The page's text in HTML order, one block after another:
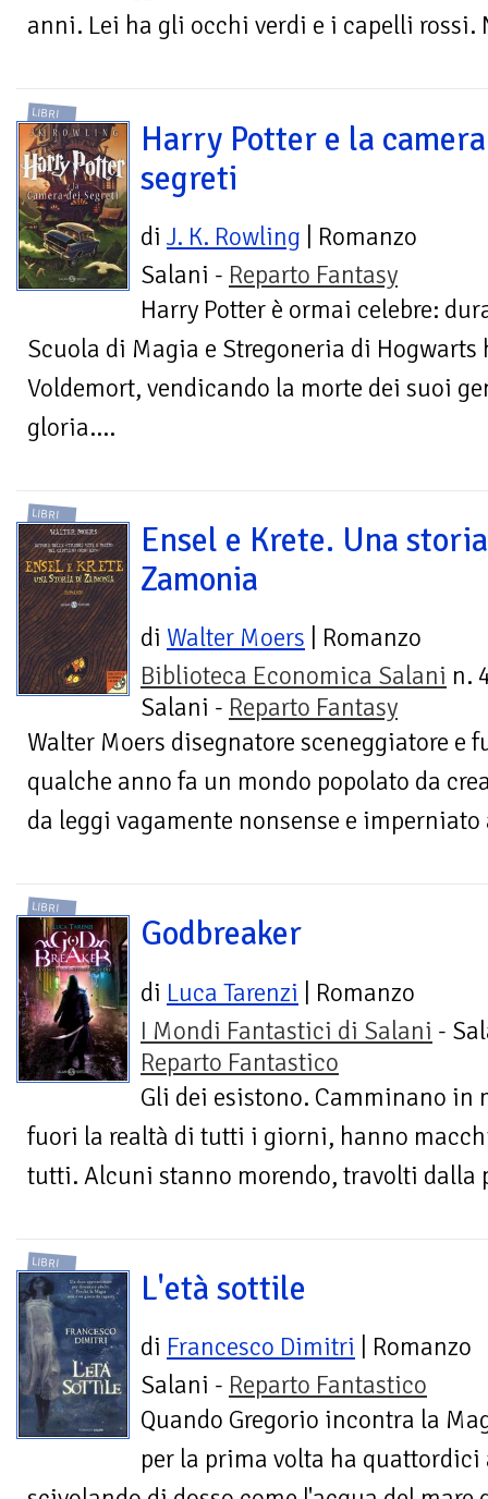
anni. Lei ha gli occhi verdi e i capelli rossi.
LIBRI
Harry Potter e la
segreti
di J. K. Rowling | Romanzo
Salani - Reparto Fantasy
Harry Potter è ormai celebre:
Scuola di Magia e Stregoneria di
Voldemort, vendicando la morte dei suoi
gloria....
LIBRI
Ensel e Krete. Una
Zamonia
di Walter Moers | Romanzo
Biblioteca Economica Salani n.
Salani - Reparto Fantasy
Walter Moers disegnatore sceneggiatore e
qualche anno fa un mondo popolato da
da leggi vagamente nonsense e
LIBRI
Godbreaker
di Luca Tarenzi | Romanzo
I Mondi Fantastici di Salani -
Reparto Fantastico
Gli dei esistono. Camminano in
fuori la realtà di tutti i giorni, hanno
tutti. Alcuni stanno morendo, travolti dalla
LIBRI
L'età sottile
di Francesco Dimitri | Romanzo
Salani - Reparto Fantastico
Quando Gregorio incontra la
per la prima volta ha